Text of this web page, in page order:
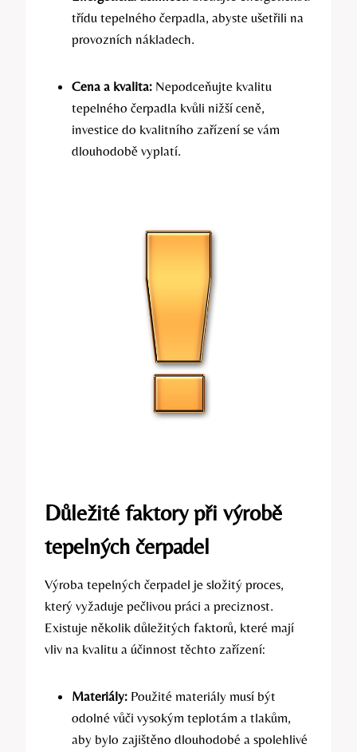
třídu tepelného čerpadla, abyste ušetřili na
provozních nákladech.
Cena a kvalita: Nepodceňujte kvalitu
tepelného čerpadla kvůli nižší ceně,
investice do kvalitního zařízení se vám
dlouhodobě vyplatí.
Důležité faktory při výrobě
tepelných čerpadel
Výroba tepelných čerpadel je složitý proces,
který vyžaduje pečlivou práci a preciznost.
Existuje několik důležitých faktorů, které mají
vliv na kvalitu a účinnost těchto zařízení:
Materiály: Použité materiály musí být
odolné vůči vysokým teplotám a tlakům,
aby bylo zajištěno dlouhodobé a spolehlivé